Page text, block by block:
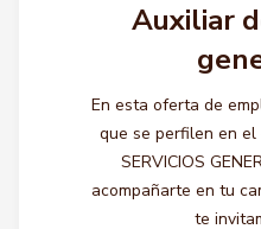
Auxiliar
En esta oferta de
que se perfilen en el
SERVICIOS
acompañarte en tu
te